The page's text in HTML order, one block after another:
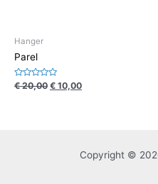
Hanger
Parel
Waardering
€20,00 € 10,00
Copyright ©